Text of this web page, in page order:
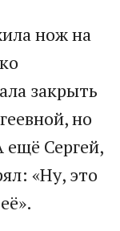
нож на
закрыть
но
ещё Сергей,
«Ну, это